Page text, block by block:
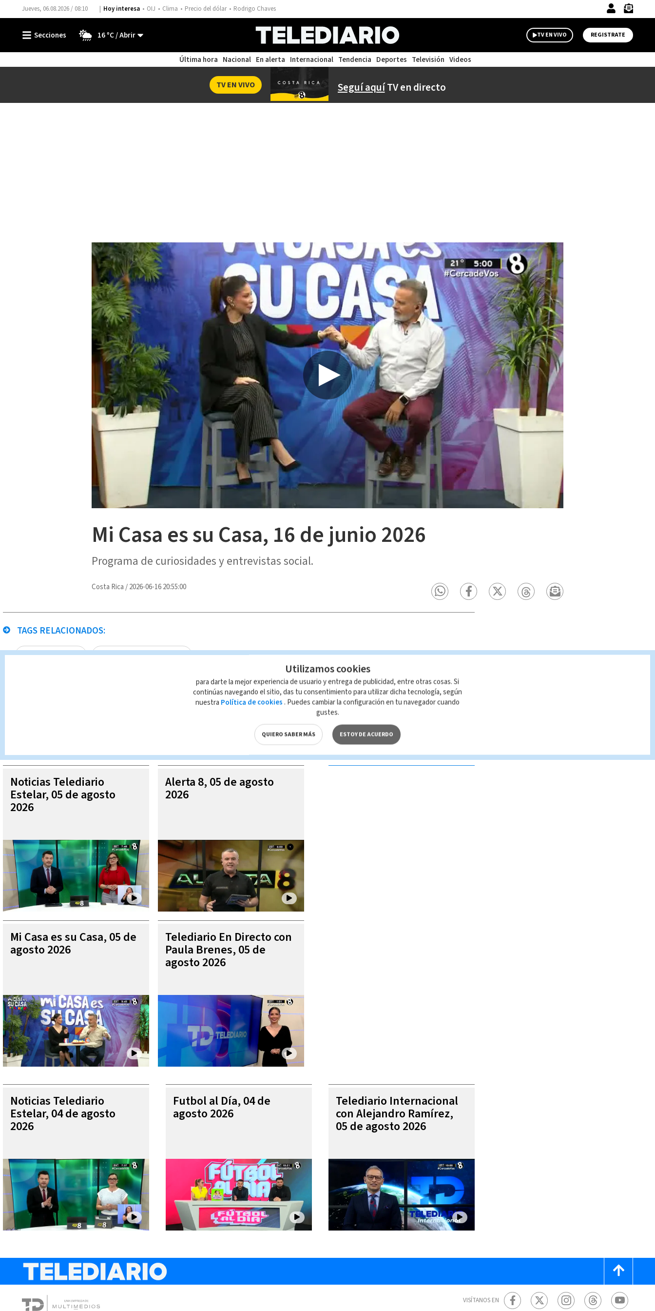
Jueves, 06.08.2026 / 08:10 Hoy interesa OIJ Clima Precio del dólar Rodrigo Chaves
16 ºC TV EN VIVO REGISTRATE
Última hora Nacional En alerta Internacional Tendencia Deportes Televisión Videos
Seguí aquíTV en directo
TV EN VIVO
Mi Casa es su Casa, 16 de junio 2026
Programa de curiosidades y entrevistas social.
Costa Rica /2026-06-16 20:55:00
TAGS RELACIONADOS:
Mi Casa es Su Casa El Profe Giovanni Calderón
Queda prohibida la reproducción total o parcial del contenido de esta página, mismo que es propiedad de TELEDIARIO; su reproducción no
MÁS VIDEOS
Noticias Telediario
Estelar, 05 de agosto
2026
Alerta 8, 05 de agosto
2026
Mi Casa es su Casa, 05 de
agosto 2026
Telediario En Directo con
Paula Brenes, 05 de
agosto 2026
Noticias Telediario
Estelar, 04 de agosto
2026
Futbol al Día, 04 de
agosto 2026
Telediario Internacional
con Alejandro Ramírez,
05 de agosto 2026
VISÍTANOS EN
Utilizamos cookies
para darte la mejor experiencia de usuario y entrega de publicidad, entre otras cosas. Si
continúas navegando el sitio, das tu consentimiento para utilizar dicha tecnología, según
nuestra Política de cookies . Puedes cambiar la configuración en tu navegador cuando
gustes.
QUIERO SABER MÁS ESTOY DE ACUERDO